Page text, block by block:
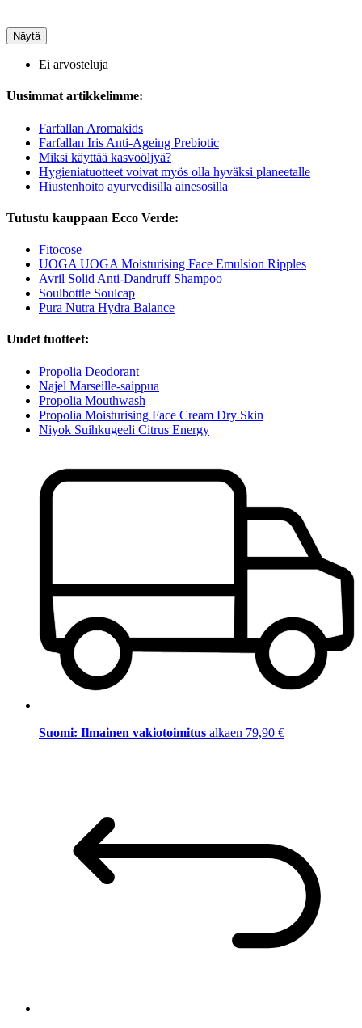
Näytä
Ei arvosteluja
Uusimmat artikkelimme:
Farfallan Aromakids
Farfallan Iris Anti-Ageing Prebiotic
Miksi käyttää kasvoöljyä?
Hygieniatuotteet voivat myös olla hyväksi planeetalle
Hiustenhoito ayurvedisilla ainesosilla
Tutustu kauppaan Ecco Verde:
Fitocose
UOGA UOGA Moisturising Face Emulsion Ripples
Avril Solid Anti-Dandruff Shampoo
Soulbottle Soulcap
Pura Nutra Hydra Balance
Uudet tuotteet:
Propolia Deodorant
Najel Marseille-saippua
Propolia Mouthwash
Propolia Moisturising Face Cream Dry Skin
Niyok Suihkugeeli Citrus Energy
Suomi: Ilmainen vakiotoimitus alkaen 79,90 €